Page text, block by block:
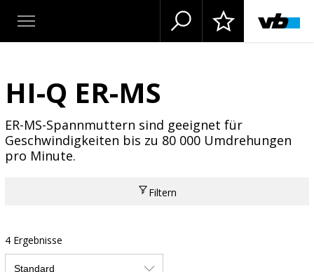
HI-Q ER-MS
ER-MS-Spannmuttern sind geeignet für
Geschwindigkeiten bis zu 80 000 Umdrehungen
pro Minute.
Filtern
4 Ergebnisse